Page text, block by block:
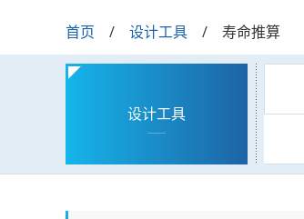
首页 设计工具 寿命推算
设计工具